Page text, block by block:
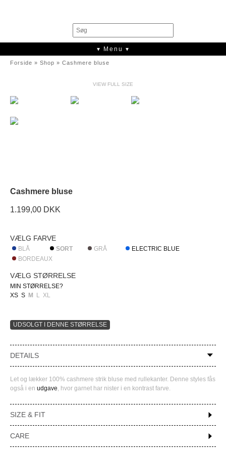
▾ Menu ▾
Forside » Shop » Cashmere bluse
VIEW FULL SIZE
Cashmere bluse
1.199,00 DKK
VÆLG FARVE
BLÅ SORT GRÅ
ELECTRIC BLUE
BORDEAUX
VÆLG STØRRELSE
MIN STØRRELSE?
XS S M L XL
DETAILS
Let og lækker 100% cashmere strik bluse med rullekanter. Denne styles fås
også i en udgave, hvor garnet har nister i en kontrast farve.
SIZE & FIT
CARE